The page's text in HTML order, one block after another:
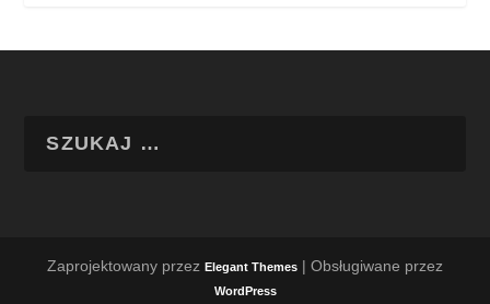
Zaprojektowany przez Elegant Themes | Obsługiwane przez
WordPress